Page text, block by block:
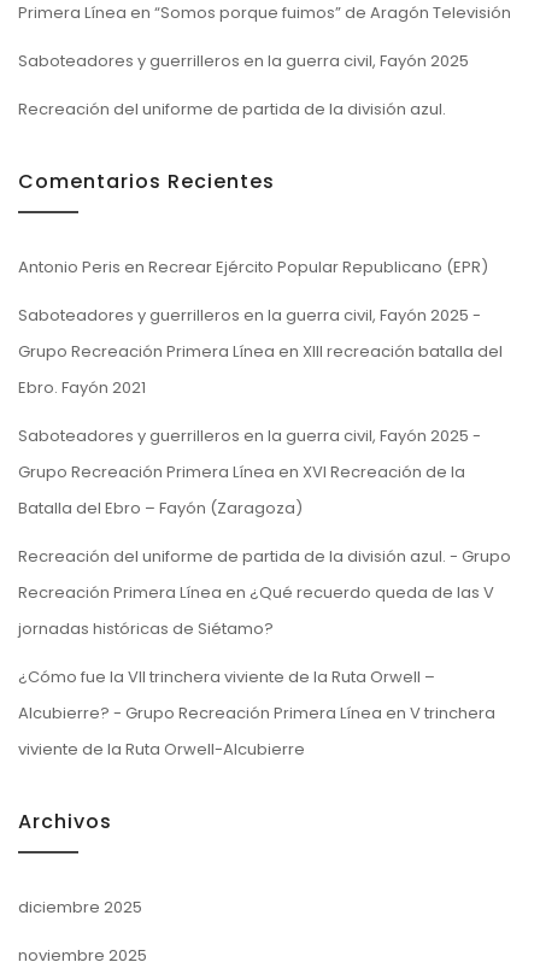
Primera Línea en “Somos porque fuimos” de Aragón Televisión
Saboteadores y guerrilleros en la guerra civil, Fayón 2025
Recreación del uniforme de partida de la división azul.
Comentarios Recientes
Antonio Peris en Recrear Ejército Popular Republicano (EPR)
Saboteadores y guerrilleros en la guerra civil, Fayón 2025 -
Grupo Recreación Primera Línea en XIII recreación batalla del
Ebro. Fayón 2021
Saboteadores y guerrilleros en la guerra civil, Fayón 2025 -
Grupo Recreación Primera Línea en XVI Recreación de la
Batalla del Ebro – Fayón (Zaragoza)
Recreación del uniforme de partida de la división azul. - Grupo
Recreación Primera Línea en ¿Qué recuerdo queda de las V
jornadas históricas de Siétamo?
¿Cómo fue la VII trinchera viviente de la Ruta Orwell –
Alcubierre? - Grupo Recreación Primera Línea en V trinchera
viviente de la Ruta Orwell-Alcubierre
Archivos
diciembre 2025
noviembre 2025